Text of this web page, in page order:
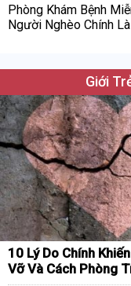
Phòng Khám Bệnh
Người Nghèo Chính
Giới
10 Lý Do Chính
Vỡ Và Cách Phòng